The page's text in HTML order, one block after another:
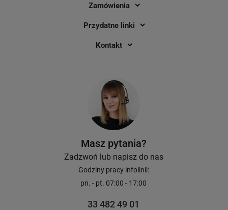
Zamówienia
Przydatne linki
Kontakt
Masz pytania?
Zadzwoń lub napisz do nas
Godziny pracy infolinii:
pn. - pt. 07:00 - 17:00
33 482 49 01